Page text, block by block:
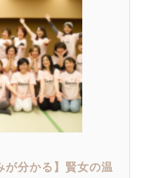
が分かる】賢女の温